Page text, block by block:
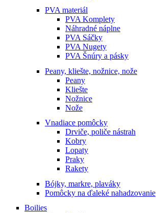
PVA materiál
PVA Komplety
Náhradné náplne
PVA Sáčky
PVA Nugety
PVA Šnúry a pásky
Peany, kliešte, nožnice, nože
Peany
Kliešte
Nožnice
Nože
Vnadiace pomôcky
Drviče, poliče nástrah
Kobry
Lopaty
Praky
Rakety
Bójky, markre, plaváky
Pomôcky na ďaleké nahadzovanie
Boilies